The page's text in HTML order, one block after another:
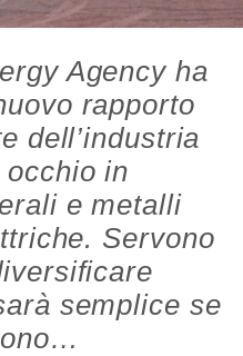
Agency ha
rapporto
dell’industria
in
e metalli
Servono
semplice se